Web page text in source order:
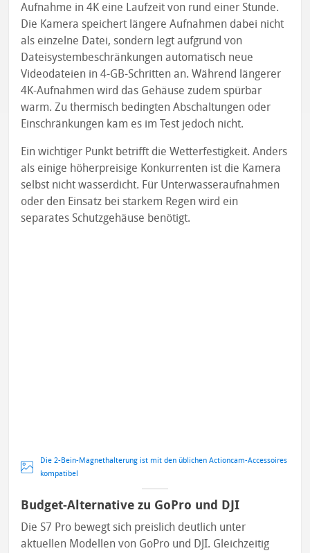
Aufnahme in 4K eine Laufzeit von rund einer Stunde.
Die Kamera speichert längere Aufnahmen dabei nicht
als einzelne Datei, sondern legt aufgrund von
Dateisystembeschränkungen automatisch neue
Videodateien in 4-GB-Schritten an. Während längerer
4K-Aufnahmen wird das Gehäuse zudem spürbar
warm. Zu thermisch bedingten Abschaltungen oder
Einschränkungen kam es im Test jedoch nicht.
Ein wichtiger Punkt betrifft die Wetterfestigkeit. Anders
als einige höherpreisige Konkurrenten ist die Kamera
selbst nicht wasserdicht. Für Unterwasseraufnahmen
oder den Einsatz bei starkem Regen wird ein
separates Schutzgehäuse benötigt.
Die 2-Bein-Magnethalterung ist mit den üblichen Actioncam-Accessoires
kompatibel
Budget-Alternative zu GoPro und DJI
Die S7 Pro bewegt sich preislich deutlich unter
aktuellen Modellen von GoPro und DJI. Gleichzeitig